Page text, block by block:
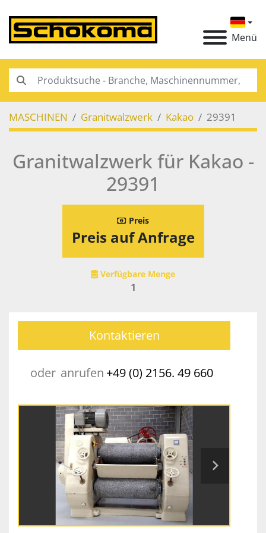
Menü
MASCHINEN Granitwalzwerk Kakao 29391
Granitwalzwerk für Kakao -
29391
Preis
Preis auf Anfrage
Verfügbare Menge
1
Kontaktieren
oder anrufen +49 (0) 2156. 49 660